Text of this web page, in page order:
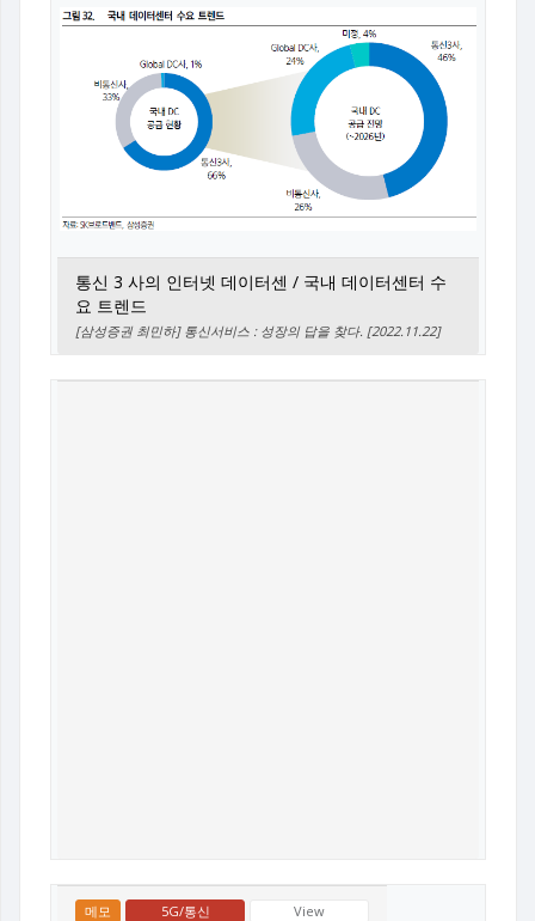
통신 3 사의 인터넷 데이터센 / 국내 데이터센터 수
요 트렌드
[삼성증권 최민하] 통신서비스 : 성장의 답을 찾다. [2022.11.22]
메모 5G/통신 View